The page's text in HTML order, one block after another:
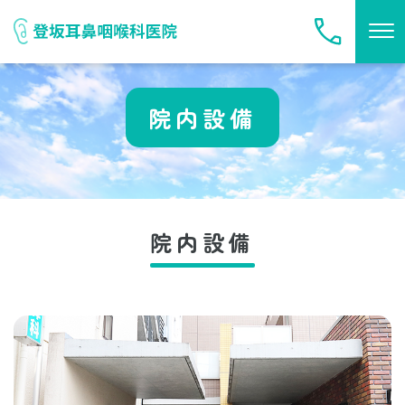
院内設備
院内設備